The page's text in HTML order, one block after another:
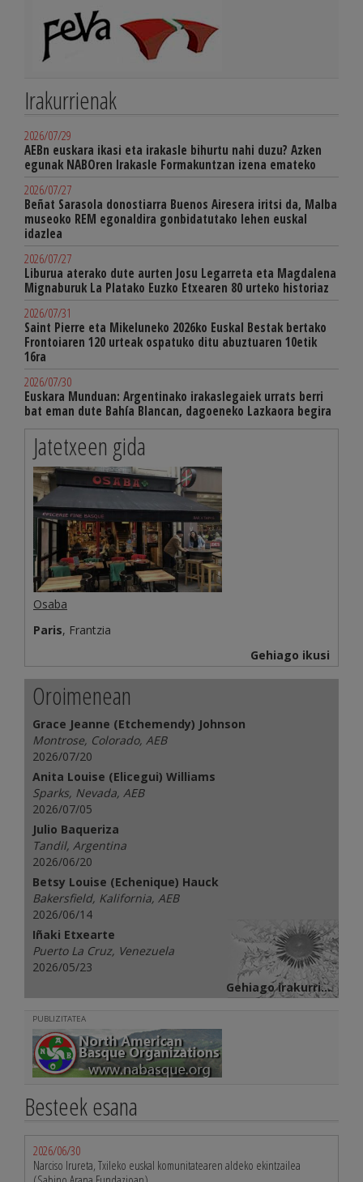
Irakurrienak
2026/07/29
AEBn euskara ikasi eta irakasle bihurtu nahi duzu? Azken
egunak NABOren Irakasle Formakuntzan izena emateko
2026/07/27
Beñat Sarasola donostiarra Buenos Airesera iritsi da, Malba
museoko REM egonaldira gonbidatutako lehen euskal
idazlea
2026/07/27
Liburua aterako dute aurten Josu Legarreta eta Magdalena
Mignaburuk La Platako Euzko Etxearen 80 urteko historiaz
2026/07/31
Saint Pierre eta Mikeluneko 2026ko Euskal Bestak bertako
Frontoiaren 120 urteak ospatuko ditu abuztuaren 10etik
16ra
2026/07/30
Euskara Munduan: Argentinako irakaslegaiek urrats berri
bat eman dute Bahía Blancan, dagoeneko Lazkaora begira
Jatetxeen gida
Osaba
Paris, Frantzia
Gehiago ikusi
Oroimenean
Grace Jeanne (Etchemendy) Johnson
Montrose, Colorado, AEB
2026/07/20
Anita Louise (Elicegui) Williams
Sparks, Nevada, AEB
2026/07/05
Julio Baqueriza
Tandil, Argentina
2026/06/20
Betsy Louise (Echenique) Hauck
Bakersfield, Kalifornia, AEB
2026/06/14
Iñaki Etxearte
Puerto La Cruz, Venezuela
2026/05/23
Gehiago irakurri...
PUBLIZITATEA
Besteek esana
2026/06/30
Narciso Irureta, Txileko euskal komunitatearen aldeko ekintzailea